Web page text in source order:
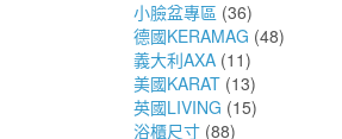
小臉盆專區 (36)
德國KERAMAG (48)
義大利AXA (11)
美國KARAT (13)
英國LIVING (15)
浴櫃尺寸 (88)